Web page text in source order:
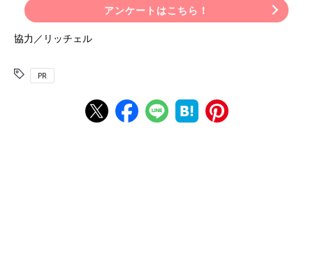
アンケートはこちら！
協力／リッチェル
PR